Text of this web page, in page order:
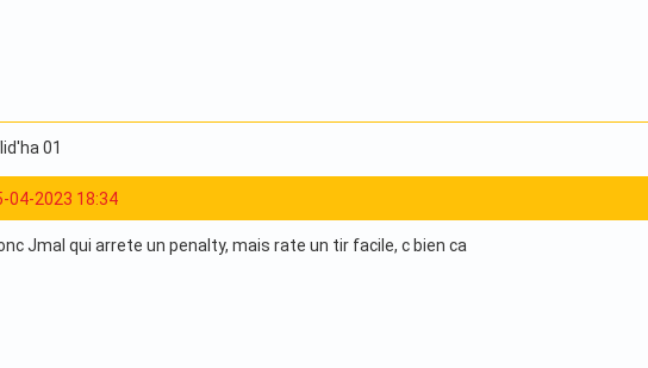
01
04-2023 18:34
Jmal qui arrete un penalty, mais rate un tir facile, c bien ca